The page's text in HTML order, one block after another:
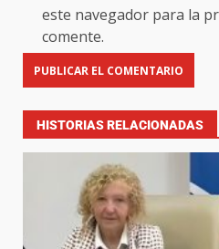
este navegador para la
comente.
HISTORIAS RELACIONADAS